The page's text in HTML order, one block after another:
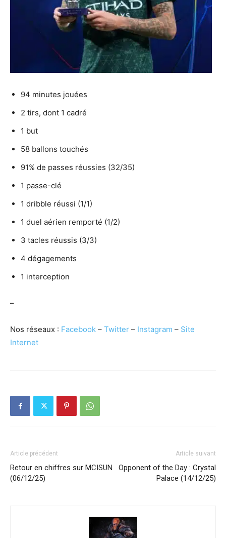
94 minutes jouées
2 tirs, dont 1 cadré
1 but
58 ballons touchés
91% de passes réussies (32/35)
1 passe-clé
1 dribble réussi (1/1)
1 duel aérien remporté (1/2)
3 tacles réussis (3/3)
4 dégagements
1 interception
–
Nos réseaux : Facebook – Twitter – Instagram – Site
Internet
Article précédent
Retour en chiffres sur MCISUN
(06/12/25)
Article suivant
Opponent of the Day : Crystal
Palace (14/12/25)